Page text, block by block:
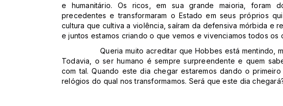
e humanitário. Os ricos, em sua grande maioria, foram
precedentes e transformaram o Estado em seus próprios
cultura que cultiva a violência, saíram da defensiva mórbida e
e juntos estamos criando o que vemos e vivenciamos todos os
Queria muito acreditar que Hobbes está mentindo,
Todavia, o ser humano é sempre surpreendente e quem
com tal. Quando este dia chegar estaremos dando o
relógios do qual nos transformamos. Será que este dia